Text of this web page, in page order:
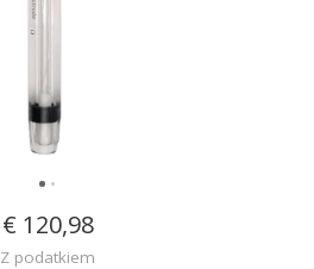
€ 120,98
Z podatkiem